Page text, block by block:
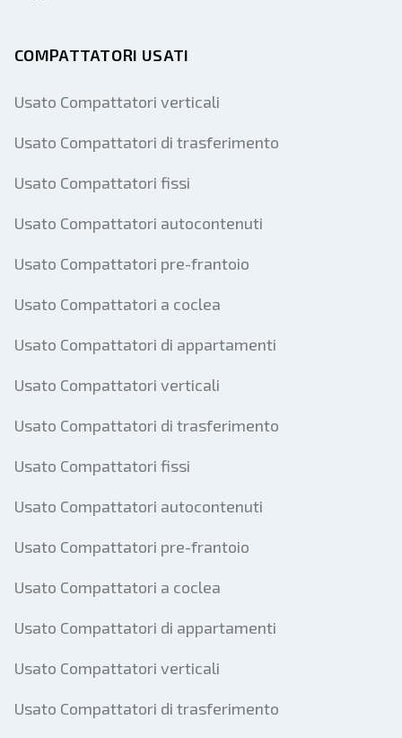
COMPATTATORI USATI
Usato Compattatori verticali
Usato Compattatori di trasferimento
Usato Compattatori fissi
Usato Compattatori autocontenuti
Usato Compattatori pre-frantoio
Usato Compattatori a coclea
Usato Compattatori di appartamenti
Usato Compattatori verticali
Usato Compattatori di trasferimento
Usato Compattatori fissi
Usato Compattatori autocontenuti
Usato Compattatori pre-frantoio
Usato Compattatori a coclea
Usato Compattatori di appartamenti
Usato Compattatori verticali
Usato Compattatori di trasferimento